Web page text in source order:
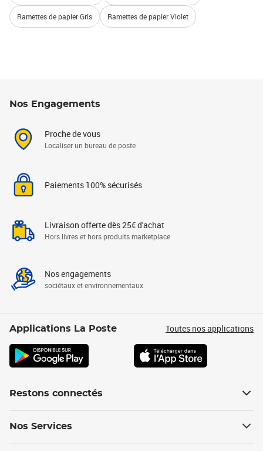
Ramettes de papier Gris Ramettes de papier Violet
Nos Engagements
Proche de vous
Localiser un bureau de poste
Paiements 100% sécurisés
Livraison offerte dès 25€ d'achat
Hors livres et hors produits marketplace
Nos engagements
sociétaux et environnementaux
Applications La Poste Toutes nos applications
Restons connectés
Nos Services